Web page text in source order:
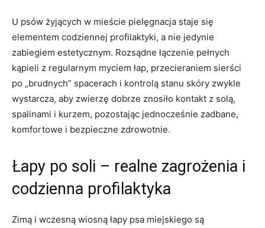
U psów żyjących w mieście pielęgnacja staje się
elementem codziennej profilaktyki, a nie jedynie
zabiegiem estetycznym. Rozsądne łączenie pełnych
kąpieli z regularnym myciem łap, przecieraniem sierści
po „brudnych” spacerach i kontrolą stanu skóry zwykle
wystarcza, aby zwierzę dobrze znosiło kontakt z solą,
spalinami i kurzem, pozostając jednocześnie zadbane,
komfortowe i bezpieczne zdrowotnie.
Łapy po soli – realne zagrożenia i
codzienna profilaktyka
Zimą i wczesną wiosną łapy psa miejskiego są